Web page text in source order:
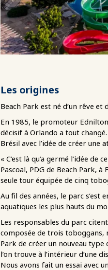
Les origines
Beach Park est né d’un rêve
En 1985, le promoteur
décisif à Orlando a tout
Brésil avec l’idée de créer une
« C’est là qu’a germé l’idée
Pascoal, PDG de Beach Park,
seule tour équipée de cinq
Au fil des années, le parc s’est
aquatiques les plus hauts du
Les responsables du parc
composée de trois toboggans,
Park de créer un nouveau type
l’on trouve à l’intérieur d’une
Nous avons fait un essai avec